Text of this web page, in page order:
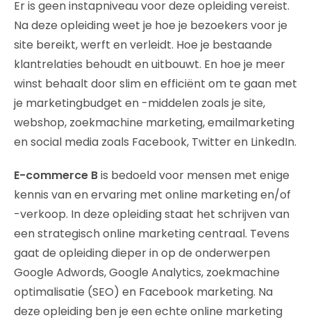
Er is geen instapniveau voor deze opleiding vereist.
Na deze opleiding weet je hoe je bezoekers voor je
site bereikt, werft en verleidt. Hoe je bestaande
klantrelaties behoudt en uitbouwt. En hoe je meer
winst behaalt door slim en efficiënt om te gaan met
je marketingbudget en -middelen zoals je site,
webshop, zoekmachine marketing, emailmarketing
en social media zoals Facebook, Twitter en LinkedIn.
E-commerce Bis bedoeld voor mensen met enige
kennis van en ervaring met online marketing en/of
-verkoop. In deze opleiding staat het schrijven van
een strategisch online marketing centraal. Tevens
gaat de opleiding dieper in op de onderwerpen
Google Adwords, Google Analytics, zoekmachine
optimalisatie (SEO) en Facebook marketing. Na
deze opleiding ben je een echte online marketing